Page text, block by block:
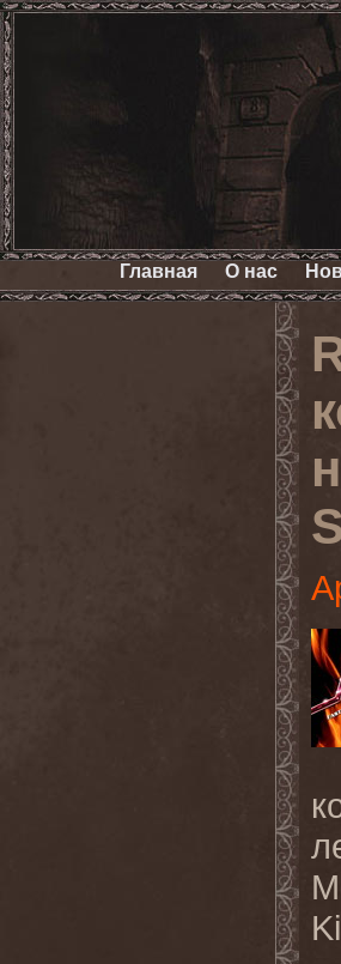
Главная О нас